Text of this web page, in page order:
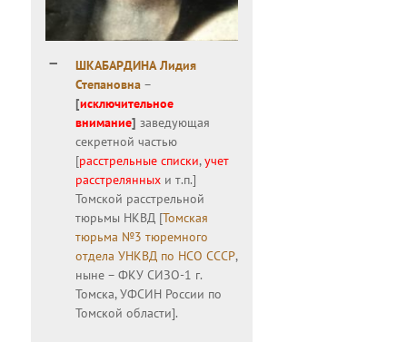
ШКАБАРДИНА Лидия
Степановна –
[исключительное
внимание]заведующая
секретной частью
[расстрельные списки,учет
расстрелянных и т.п.]
Томской расстрельной
тюрьмы НКВД [Томская
тюрьма №3 тюремного
отдела УНКВД по НСО СССР,
ныне – ФКУ СИЗО-1 г.
Томска, УФСИН России по
Томской области].